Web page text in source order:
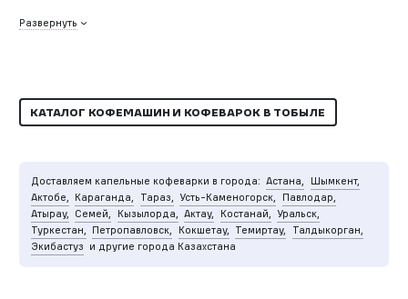
Развернуть
КАТАЛОГ КОФЕМАШИН И КОФЕВАРОК В ТОБЫЛЕ
Доставляем капельные кофеварки в города: Астана,
Шымкент,
Актобе,
Караганда, Тараз, Усть-Каменогорск,
Павлодар,
Атырау,
Семей, Кызылорда, Актау, Костанай,
Уральск,
Туркестан,
Петропавловск, Кокшетау, Темиртау,
Талдыкорган,
Экибастуз и другие города Казахстана